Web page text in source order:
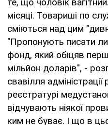
місяці. Товариші по
сміються над цим
"Пропонують писати
фонд, який обіцяв
мільйон доларів", -
свавілля адміністрації
реєстратурі
відчувають ніякої
ким не буває. І що в